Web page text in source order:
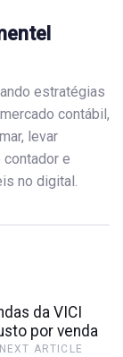
estratégias
contábil,
levar
contador e
no digital.
da VICI
por venda
NEXT ARTICLE